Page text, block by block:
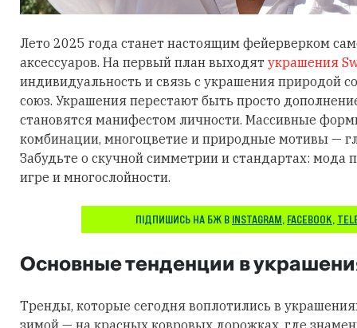
Лето 2025 года станет настоящим фейерверком
аксессуаров. На первый план выходят украшения
индивидуальность и связь с украшения природой
союз. Украшения перестают быть просто
становятся манифестом личности. Массивные
комбинации, многоцветие и природные мотивы —
Забудьте о скучной симметрии и стандартах: мода
игре и многослойности.
ПІДПИШИСЬ НА БЖ В INSTAGRAM, FACEBOOK,
Основные тенденции в
Тренды, которые сегодня воплотились в